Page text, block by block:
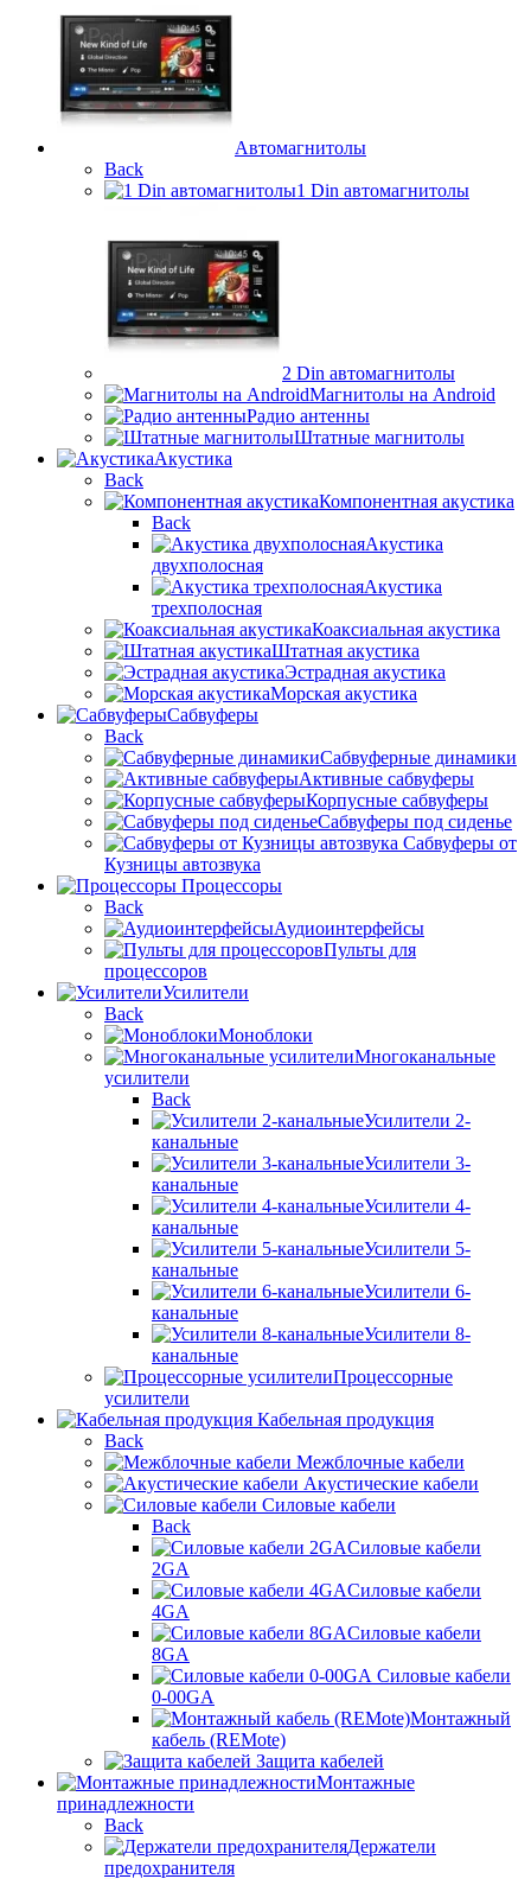
Автомагнитолы
Back
1 Din автомагнитолы
2 Din автомагнитолы
Магнитолы на Android
Радио антенны
Штатные магнитолы
Акустика
Back
Компонентная акустика
Back
Акустика
двухполосная
Акустика
трехполосная
Коаксиальная акустика
Штатная акустика
Эстрадная акустика
Морская акустика
Сабвуферы
Back
Сабвуферные динамики
Активные сабвуферы
Корпусные сабвуферы
Сабвуферы под сиденье
Сабвуферы от
Кузницы автозвука
Процессоры
Back
Аудиоинтерфейсы
Пульты для
процессоров
Усилители
Back
Моноблоки
Многоканальные
усилители
Back
Усилители 2-
канальные
Усилители 3-
канальные
Усилители 4-
канальные
Усилители 5-
канальные
Усилители 6-
канальные
Усилители 8-
канальные
Процессорные
усилители
Кабельная продукция
Back
Межблочные кабели
Акустические кабели
Силовые кабели
Back
Силовые кабели
2GA
Силовые кабели
4GA
Силовые кабели
8GA
Силовые кабели
0-00GA
Монтажный
кабель (REMote)
Защита кабелей
Монтажные
принадлежности
Back
Держатели
предохранителя